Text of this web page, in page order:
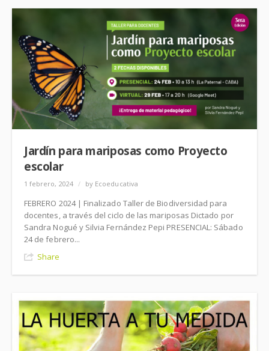
Jardín para mariposas como Proyecto
escolar
1 febrero, 2024 / by Ecoeducativa
FEBRERO 2024 | Finalizado Taller de Biodiversidad para
docentes, a través del ciclo de las mariposas Dictado por
Sandra Nogué y Silvia Fernández Pepi PRESENCIAL: Sábado
24 de febrero...
Share